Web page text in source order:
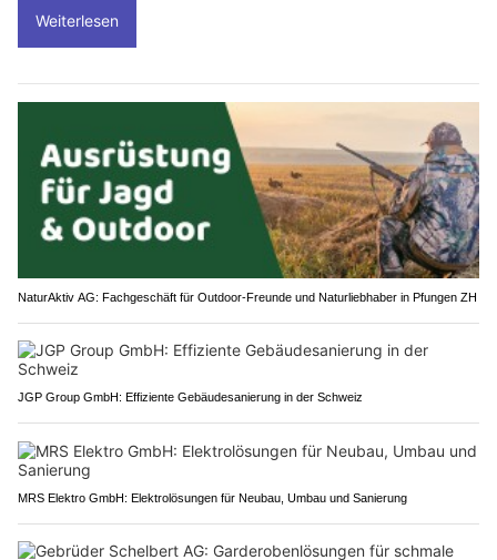
Weiterlesen
NaturAktiv AG: Fachgeschäft für Outdoor-Freunde und Naturliebhaber in Pfungen ZH
JGP Group GmbH: Effiziente Gebäudesanierung in der Schweiz
MRS Elektro GmbH: Elektrolösungen für Neubau, Umbau und Sanierung